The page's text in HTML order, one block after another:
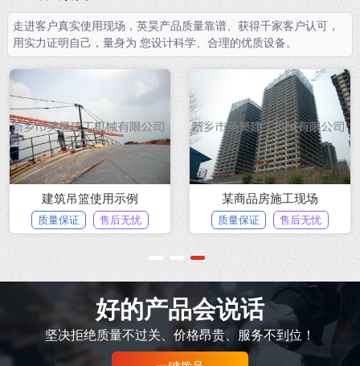
走进客户真实使用现场，英昊产品质量靠谱、获得千家客户认可，
用实力证明自己，量身为 您设计科学、合理的优质设备。
建筑吊篮使用示例
质量保证 售后无忧
某商品房施工现场
质量保证 售后无忧
1 2 3
好的产品会说话
坚决拒绝质量不过关、价格昂贵、服务不到位！